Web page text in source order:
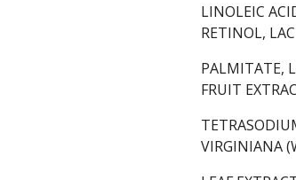
LINOLEIC
RETINOL,
PALMITATE,
FRUIT
VIRGINIANA